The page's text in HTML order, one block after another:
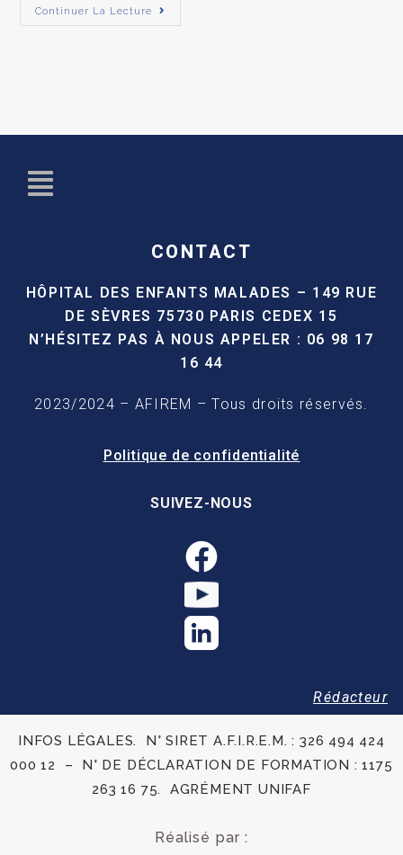
Continuer La Lecture
CONTACT
HÔPITAL DES ENFANTS MALADES – 149 RUE
DE SÈVRES 75730 PARIS CEDEX 15
N’HÉSITEZ PAS À NOUS APPELER : 06 98 17
16 44
2023/2024 – AFIREM – Tous droits réservés.
Politique de confidentialité
SUIVEZ-NOUS
Rédacteur
INFOS LÉGALES. N° SIRET A.F.I.R.E.M. : 326 494 424
000 12 – N° DE DÉCLARATION DE FORMATION : 1175
263 16 75. AGRÉMENT UNIFAF
Réalisé par :